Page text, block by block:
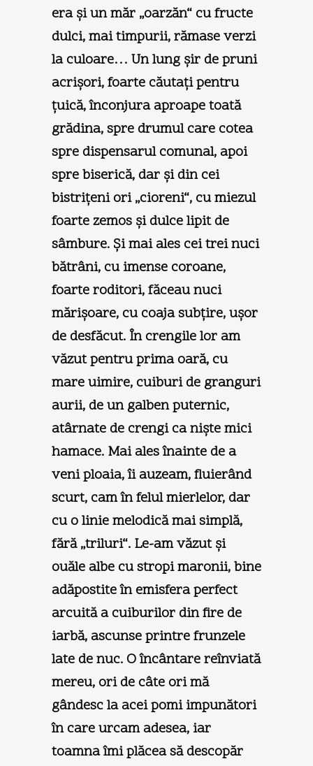
era şi un măr „oarzăn“ cu fructe
dulci, mai timpurii, rămase verzi
la culoare… Un lung şir de pruni
acrişori, foarte căutaţi pentru
ţuică, înconjura aproape toată
grădina, spre drumul care cotea
spre dispensarul comunal, apoi
spre biserică, dar şi din cei
bistriţeni ori „cioreni“, cu miezul
foarte zemos şi dulce lipit de
sâmbure. Şi mai ales cei trei nuci
bătrâni, cu imense coroane,
foarte roditori, făceau nuci
mărişoare, cu coaja subţire, uşor
de desfăcut. În crengile lor am
văzut pentru prima oară, cu
mare uimire, cuiburi de granguri
aurii, de un galben puternic,
atârnate de crengi ca nişte mici
hamace. Mai ales înainte de a
veni ploaia, îi auzeam, fluierând
scurt, cam în felul mierlelor, dar
cu o linie melodică mai simplă,
fără „triluri“. Le-am văzut şi
ouăle albe cu stropi maronii, bine
adăpostite în emisfera perfect
arcuită a cuiburilor din fire de
iarbă, ascunse printre frunzele
late de nuc. O încântare reînviată
mereu, ori de câte ori mă
gândesc la acei pomi impunători
în care urcam adesea, iar
toamna îmi plăcea să descopăr